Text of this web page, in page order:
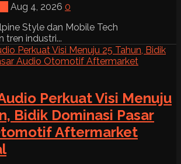
Aug 4, 2026 0
Style dan Mobile Tech
tren industri...
Perkuat Visi Menuju
Bidik Dominasi Pasar
Aftermarket